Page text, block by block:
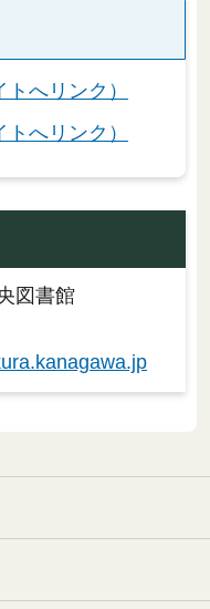
へリンク）
へリンク）
図書館